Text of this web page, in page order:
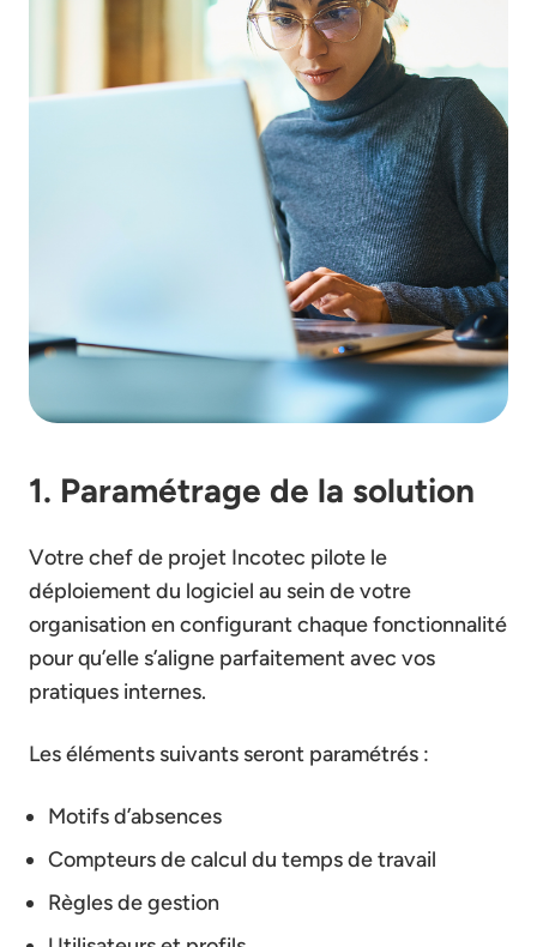
1. Paramétrage de la solution
Votre chef de projet Incotec pilote le
déploiement du logiciel au sein de votre
organisation en configurant chaque fonctionnalité
pour qu’elle s’aligne parfaitement avec vos
pratiques internes.
Les éléments suivants seront paramétrés :
Motifs d’absences
Compteurs de calcul du temps de travail
Règles de gestion